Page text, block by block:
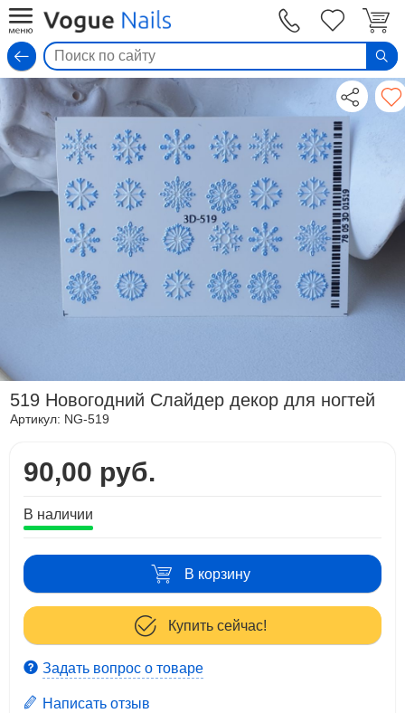
519 Новогодний Слайдер декор для ногтей
Артикул: NG-519
90,00 руб.
В наличии
В корзину
Купить сейчас!
Задать вопрос о товаре
Написать отзыв